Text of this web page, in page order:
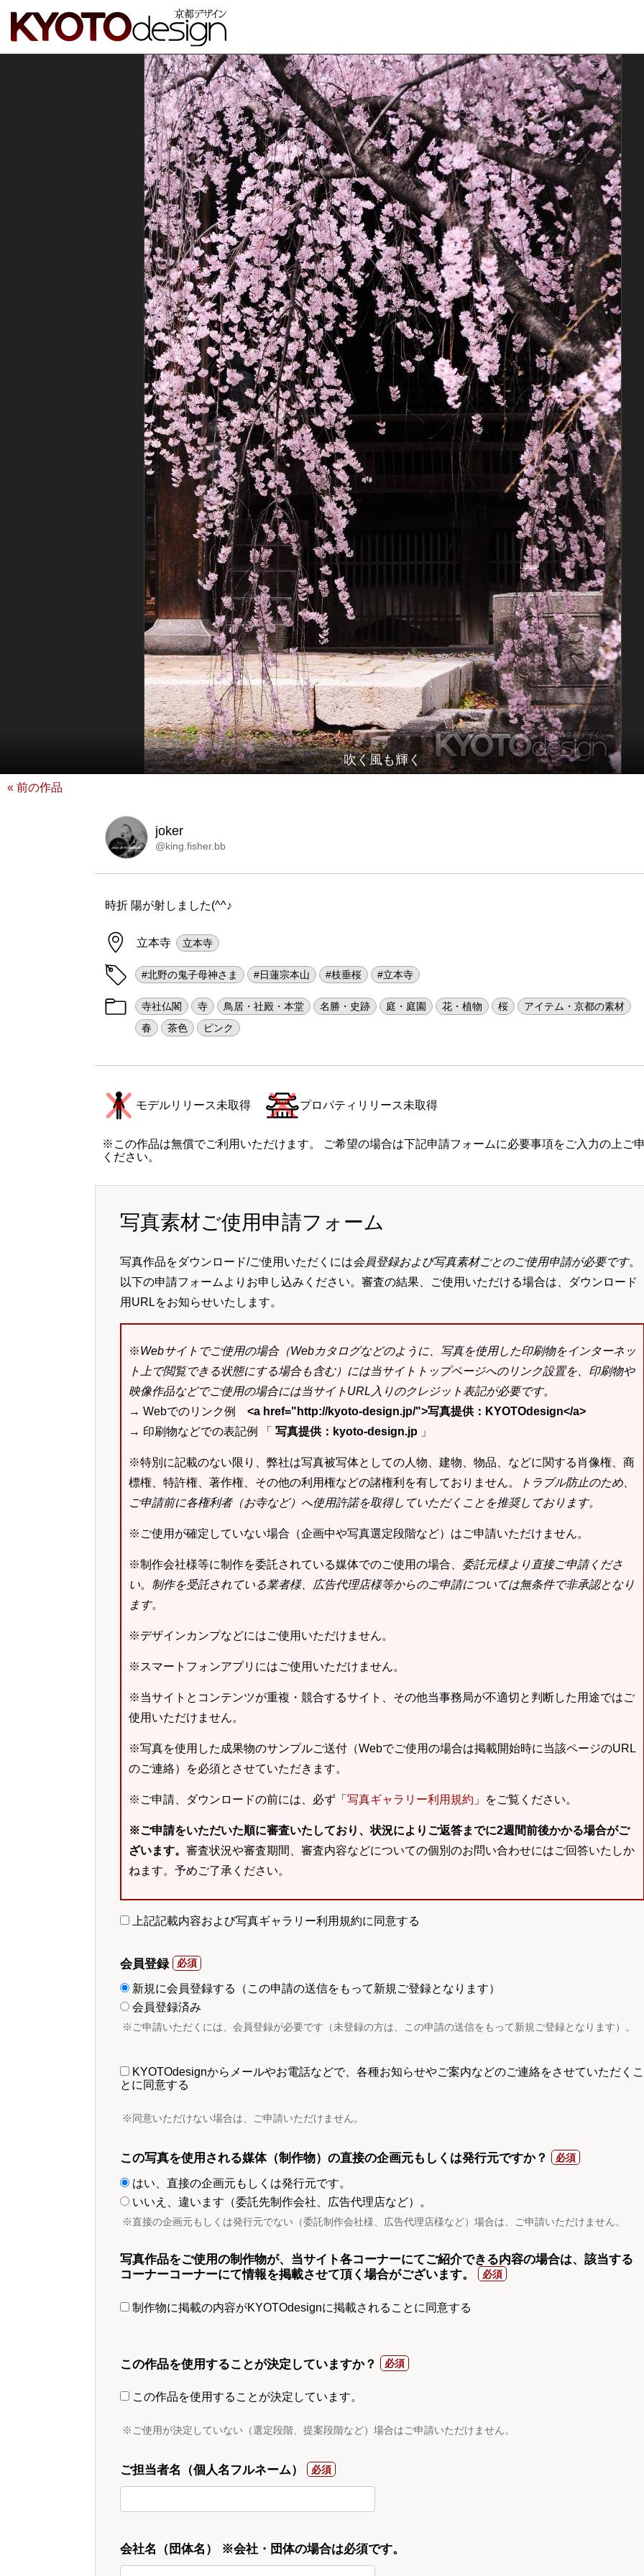
吹く風も輝く
« 前の作品
joker
@king.fisher.bb
時折 陽が射しました(^^♪
立本寺 立本寺
#北野の鬼子母神さま #日蓮宗本山 #枝垂桜 #立本寺
寺社仏閣 寺 鳥居・社殿・本堂 名勝・史跡 庭・庭園 花・植物 桜
アイテム・京都の素材
春
茶色 ピンク
モデルリリース未取得 プロパティリリース未取得
※この作品は無償でご利用いただけます。 ご希望の場合は下記申請フォームに必要事項をご入力の上ご
ください。
写真素材ご使用申請フォーム
写真作品をダウンロード/ご使用いただくには会員登録および写真素材ごとのご使用申請が必要です。
以下の申請フォームよりお申し込みください。審査の結果、ご使用いただける場合は、ダウンロード
用URLをお知らせいたします。
※Webサイトでご使用の場合（Webカタログなどのように、写真を使用した印刷物をインターネッ
ト上で閲覧できる状態にする場合も含む）には当サイトトップページへのリンク設置を、印刷物や
映像作品などでご使用の場合には当サイトURL入りのクレジット表記が必要です。
→ Webでのリンク例 <a href="http://kyoto-design.jp/">写真提供：KYOTOdesign</a>
→ 印刷物などでの表記例 「 写真提供：kyoto-design.jp 」
※特別に記載のない限り、弊社は写真被写体としての人物、建物、物品、などに関する肖像権、商
標権、特許権、著作権、その他の利用権などの諸権利を有しておりません。
トラブル防止のため、
ご申請前に各権利者（お寺など）へ使用許諾を取得していただくことを推奨しております。
※ご使用が確定していない場合（企画中や写真選定段階など）はご申請いただけません。
※制作会社様等に制作を委託されている媒体でのご使用の場合、 委託元様より直接ご申請くださ
い。 制作を受託されている業者様、広告代理店様等からのご申請については無条件で非承認となり
ます。
※デザインカンプなどにはご使用いただけません。
※スマートフォンアプリにはご使用いただけません。
※当サイトとコンテンツが重複・競合するサイト、その他当事務局が不適切と判断した用途ではご
使用いただけません。
※写真を使用した成果物のサンプルご送付（Webでご使用の場合は掲載開始時に当該ページのURL
のご連絡）を必須とさせていただきます。
※ご申請、ダウンロードの前には、必ず「 写真ギャラリー利用規約 」をご覧ください。
※ご申請をいただいた順に審査いたしており、状況によりご返答までに2週間前後かかる場合がご
ざいます。 審査状況や審査期間、審査内容などについての個別のお問い合わせにはご回答いたしか
ねます。予めご了承ください。
上記記載内容および写真ギャラリー利用規約に同意する
会員登録
新規に会員登録する（この申請の送信をもって新規ご登録となります）
会員登録済み
※ご申請いただくには、会員登録が必要です（未登録の方は、この申請の送信をもって新規ご登録となります）。
KYOTOdesignからメールやお電話などで、各種お知らせやご案内などのご連絡をさせていただくこ
とに同意する
※同意いただけない場合は、ご申請いただけません。
この写真を使用される媒体（制作物）の直接の企画元もしくは発行元ですか？
はい、直接の企画元もしくは発行元です。
いいえ、違います（委託先制作会社、広告代理店など）。
※直接の企画元もしくは発行元でない（委託制作会社様、広告代理店様など）場合は、ご申請いただけません。
写真作品をご使用の制作物が、当サイト各コーナーにてご紹介できる内容の場合は、該当する
コーナーコーナーにて情報を掲載させて頂く場合がございます。
制作物に掲載の内容がKYOTOdesignに掲載されることに同意する
この作品を使用することが決定していますか？
この作品を使用することが決定しています。
※ご使用が決定していない（選定段階、提案段階など）場合はご申請いただけません。
ご担当者名（個人名フルネーム）
会社名（団体名） ※会社・団体の場合は必須です。